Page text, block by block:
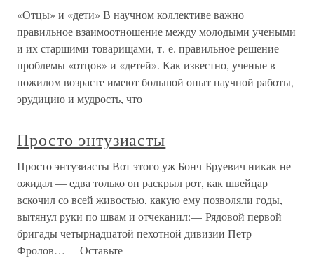
«Отцы» и «дети» В научном коллективе важно
правильное взаимоотношение между молодыми учеными
и их старшими товарищами, т. е. правильное решение
проблемы «отцов» и «детей». Как известно, ученые в
пожилом возрасте имеют большой опыт научной работы,
эрудицию и мудрость, что
Просто энтузиасты
Просто энтузиасты Вот этого уж Бонч-Бруевич никак не
ожидал — едва только он раскрыл рот, как швейцар
вскочил со всей живостью, какую ему позволяли годы,
вытянул руки по швам и отчеканил:— Рядовой первой
бригады четырнадцатой пехотной дивизии Петр
Фролов…— Оставьте